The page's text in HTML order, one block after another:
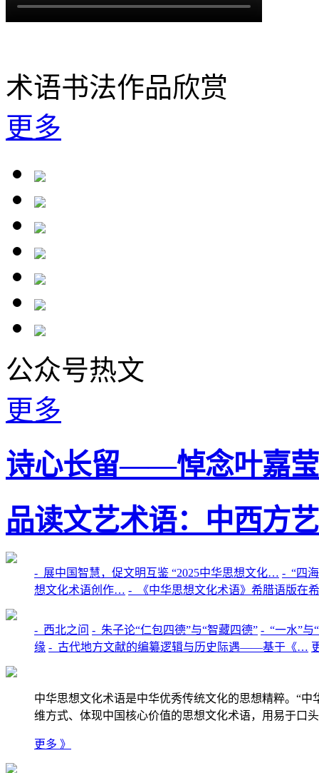
术语书法作品欣赏
更多
公众号热文
更多
诗心长留——悼念叶嘉
品读文艺术语：中西方
- 展中国智慧，促文明互鉴 “2025中华思想文化… - “四
想文化术语创作… - 《中华思想文化术语》希腊语版在
- 西北之问 - 朱子论“仁包四德”与“智藏四德” - “一水”
缘 - 古代地方文献的编纂逻辑与历史际遇——基于《…
中华思想文化术语是中华优秀传统文化的思想精粹。“
维方式、体现中国核心价值的思想文化术语，用易于口
更多 》